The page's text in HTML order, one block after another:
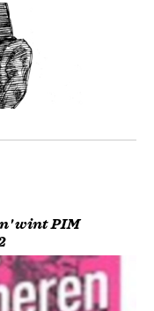
wint PIM